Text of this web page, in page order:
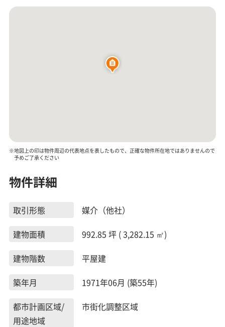
※地図上の印は物件周辺の代表地点を表したもので、正確な物件所在地ではありませんので
予めご了承ください
物件詳細
取引形態
媒介（他社）
建物面積
992.85 坪 ( 3,282.15 ㎡)
建物階数
平屋建
築年月
1971年06月 (築55年)
都市計画区域/
用途地域
市街化調整区域